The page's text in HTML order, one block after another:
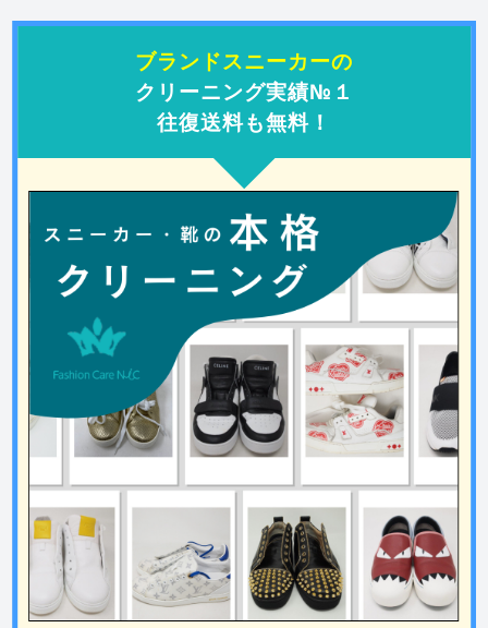
ブランドスニーカーの
クリーニング実績№１
往復送料も無料！